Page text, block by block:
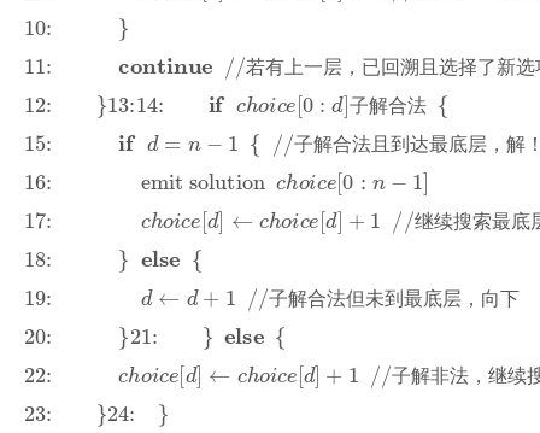
10:
10:
若 有上 层 ， 已 回 溯 选 择 新 选
11: continue //若有上 一层，已回溯且
11: //若有上一层，已回溯且选择了新
12: }
12: 13:
13:
解 法
14: if choice [0 : d]子解 合
14: ho e 0 d]子 解合法{
解 法 到 达 最 底层 ， 解
15: if d = n − 1 { //子解合法且到达 最
15: −1 //子解合法且到达最底层，解！
16: emit solution choi c e[0 : n
16: emit solution c h o 0 n 1]
继 续 搜 索 最 底
17: choi ce d] ← choi e[ d +1 //继续
17: ] ← h o c d + //继续搜索最底层
18: } else
18:
解 法 但未 到最 底 层 ， 向
19: d ← d + 1 //子解合法但未到 最底
19: //子解合法但未到最底层，向下
20: }
20: 21: } else
21: else
解非 法 ，继续
22: choice d] ← choic e[ d] +1 //子解非
22: e[ ] ← ch o e d 1//子解非法，继续搜
23: }
23: 24: }
24: